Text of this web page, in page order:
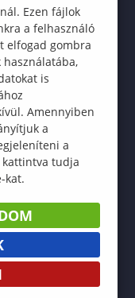
Ezen fájlok
a felhasználó
elfogad gombra
használatába,
is
Amennyiben
a
a
tudja
kat.